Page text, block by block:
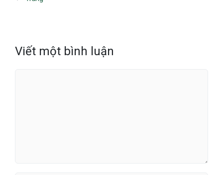
Viết một bình luận